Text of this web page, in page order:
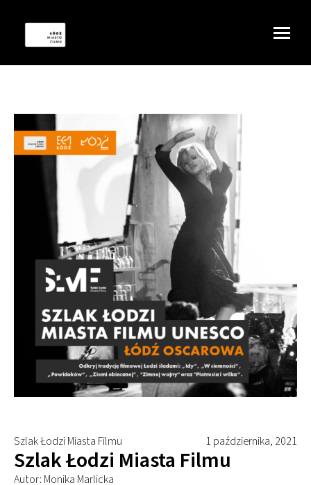
Szlak Łodzi Miasta Filmu 1 października, 2021
Szlak Łodzi Miasta Filmu
Autor: Monika Marlicka